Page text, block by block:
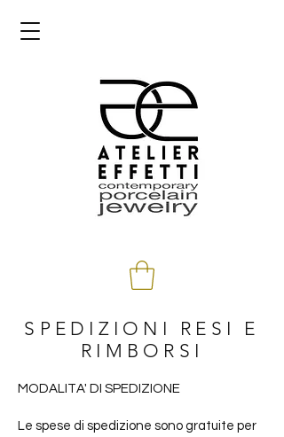
SPEDIZIONI RESI E
RIMBORSI
MODALITA' DI SPEDIZIONE
Le spese di spedizione sono gratuite per